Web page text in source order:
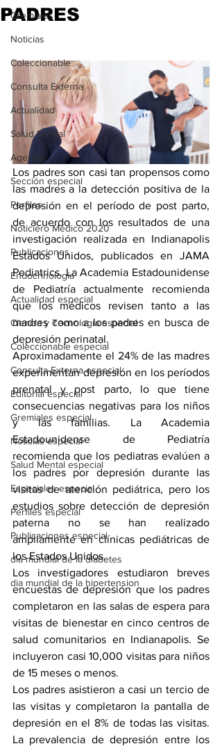
Gremiales
Noticias
Coleccionable
Consulta Externa
Actualidad
Salud Mental
Agenda
Sección especial
Perfiles
Noticiero Médico 2020
Publicaciones
Endocrinología
Actualidad especial
Ciencia y Tecnología especial
Coleccionable especial
Consulta Externa especial
Editorial especial
Gremiales especial
Noticias especial
Salud Mental especial
Especiales especial
Perfiles especial
Publicaciones especial
dia mundial de la diabetes
dia mundial de la hipertension
PADRES
Los padres son casi tan propensos como
las madres a la detección positiva de la
depresión en el período de post parto,
de acuerdo con los resultados de una
investigación realizada en Indianapolis
Estados Unidos, publicados en JAMA
Pediatrics. La Academia Estadounidense
de Pediatría actualmente recomienda
que los médicos revisen tanto a las
madres como a los padres en busca de
depresión perinatal.
Aproximadamente el 24% de las madres
experimentan depresión en los períodos
prenatal y post parto, lo que tiene
consecuencias negativas para los niños
y las familias. La Academia
Estadounidense de Pediatría
recomienda que los pediatras evalúen a
los padres por depresión durante las
visitas de atención pediátrica, pero los
estudios sobre detección de depresión
paterna no se han realizado
ampliamente en clínicas pediátricas de
los Estados Unidos.
Los investigadores estudiaron breves
encuestas de depresión que los padres
completaron en las salas de espera para
visitas de bienestar en cinco centros de
salud comunitarios en Indianapolis. Se
incluyeron casi 10,000 visitas para niños
de 15 meses o menos.
Los padres asistieron a casi un tercio de
las visitas y completaron la pantalla de
depresión en el 8% de todas las visitas.
La prevalencia de depresión entre los